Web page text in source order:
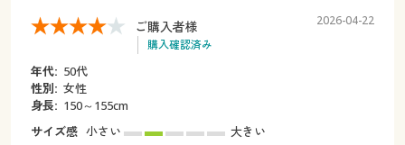
ご購入者様
購入確認済み
2026-04-22
年代: 50代
性別: 女性
身長: 150～155cm
サイズ感 小さい
大きい